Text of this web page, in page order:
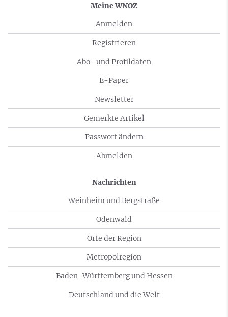
Meine WNOZ
Anmelden
Registrieren
Abo- und Profildaten
E-Paper
Newsletter
Gemerkte Artikel
Passwort ändern
Abmelden
Nachrichten
Weinheim und Bergstraße
Odenwald
Orte der Region
Metropolregion
Baden-Württemberg und Hessen
Deutschland und die Welt